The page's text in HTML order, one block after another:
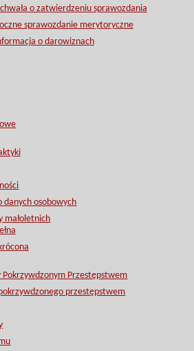
o zatwierdzeniu sprawozdania
sprawozdanie merytoryczne
o darowiznach
danych osobowych
małoletnich
Pokrzywdzonym Przestępstwem
przestępstwem